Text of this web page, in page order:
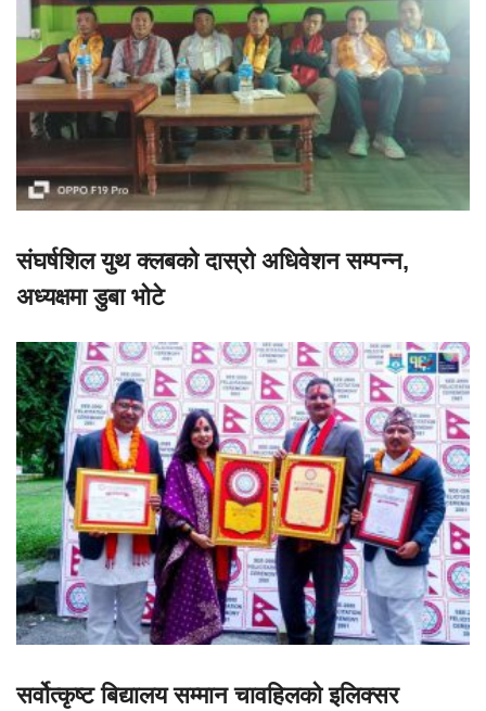
संघर्षशिल युथ क्लबको दास्रो अधिवेशन सम्पन्न,
अध्यक्षमा डुबा भोटे
सर्वोत्कृष्ट बिद्यालय सम्मान चावहिलको इलिक्सर